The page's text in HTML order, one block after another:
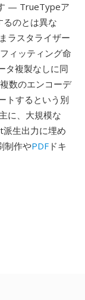
— TrueTypeア
のとは異な
ラスタライザー
ィッティング命
タ複製なしに同
数のエンコーデ
トするという別
に、大規模な
生出力に埋め
制作やPDF ドキ